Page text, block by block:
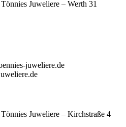
Juweliere – Werth 31
juweliere.de
Juweliere – Kirchstraße 4